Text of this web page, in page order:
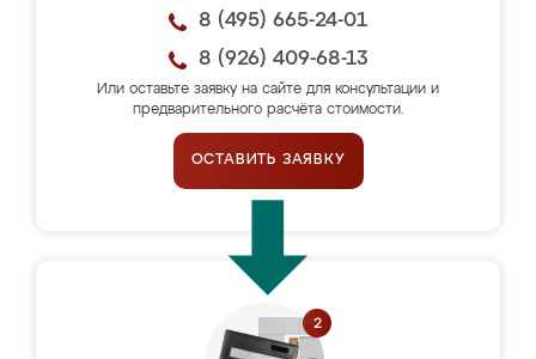
8 (495) 665-24-01
8 (926) 409-68-13
Или оставьте заявку на сайте для консультации и
предварительного расчёта стоимости.
ОСТАВИТЬ ЗАЯВКУ